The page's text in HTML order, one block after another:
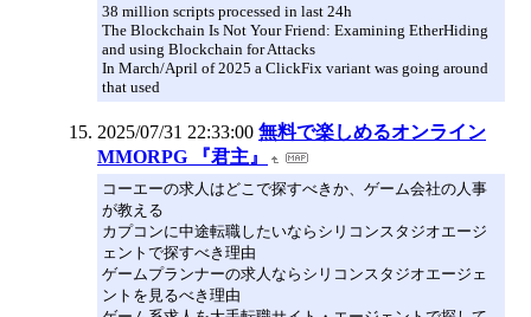
38 million scripts processed in last 24h
The Blockchain Is Not Your Friend: Examining EtherHiding
and using Blockchain for Attacks
In March/April of 2025 a ClickFix variant was going around
that used
2025/07/31 22:33:00 無料で楽しめるオンライン
MMORPG 『君主』
コーエーの求人はどこで探すべきか、ゲーム会社の人事
が教える
カプコンに中途転職したいならシリコンスタジオエージ
ェントで探すべき理由
ゲームプランナーの求人ならシリコンスタジオエージェ
ントを見るべき理由